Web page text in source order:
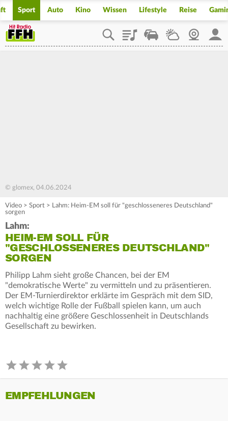
Sport Auto Kino Wissen Lifestyle Reise
PlaylistStaupilotWetterWebcam
© glomex, 04.06.2024
Video > Sport > Lahm: Heim-EM soll für "geschlosseneres Deutschland"
sorgen
Lahm:
HEIM-EM SOLL FÜR
"GESCHLOSSENERES DEUTSCHLAND"
SORGEN
Philipp Lahm sieht große Chancen, bei der EM
"demokratische Werte" zu vermitteln und zu präsentieren.
Der EM-Turnierdirektor erklärte im Gespräch mit dem SID,
welch wichtige Rolle der Fußball spielen kann, um auch
nachhaltig eine größere Geschlossenheit in Deutschlands
Gesellschaft zu bewirken.
EMPFEHLUNGEN